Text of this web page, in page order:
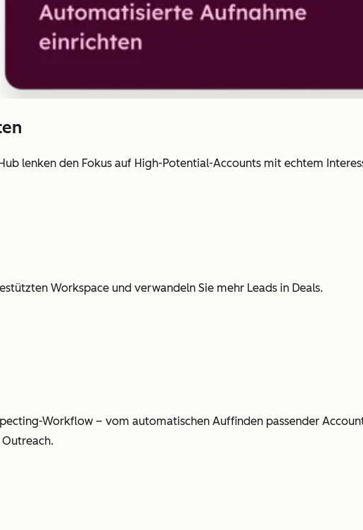
lenken den Fokus auf High-Potential-Accounts mit echtem
Workspace und verwandeln Sie mehr Leads in Deals.
Workflow – vom automatischen Auffinden passender